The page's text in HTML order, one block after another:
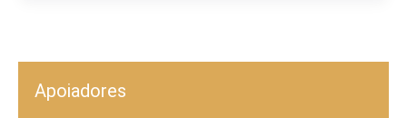
Apoiadores